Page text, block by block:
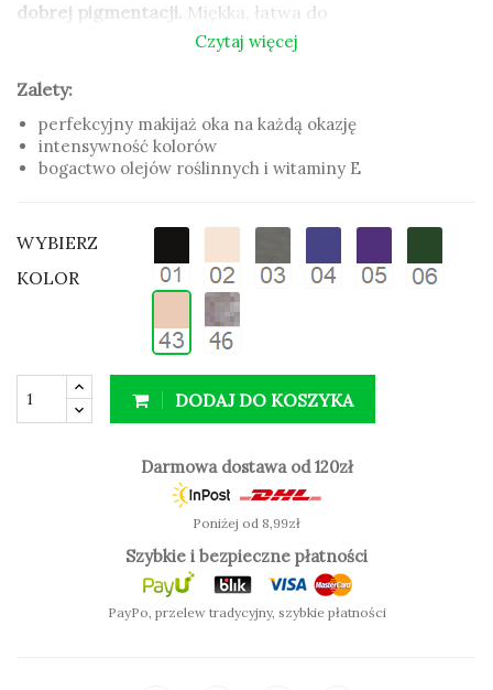
dobrej pigmentacji. Miękka, łatwa do
rozprowadzania, a także precyzyjna. Formuła zawiera
jest naturalnym źródłem przeciwutleniaczy.
Kredka do oczu Kayal może być używana przez osoby
o wrażliwych oczach oraz noszące szkła kontaktowe.
perfekcyjny makijaż oka na każdą okazję
intensywność kolorów
bogactwo olejów roślinnych i witaminy E
Czytaj więcej
Zalety:
perfekcyjny makijaż oka na każdą okazję
intensywność kolorów
bogactwo olejów roślinnych i witaminy E
WYBIERZ
KOLOR
DODAJ DO KOSZYKA
Darmowa dostawa od 120zł
Poniżej od 8,99zł
Szybkie i bezpieczne płatności
PayPo, przelew tradycyjny, szybkie płatności